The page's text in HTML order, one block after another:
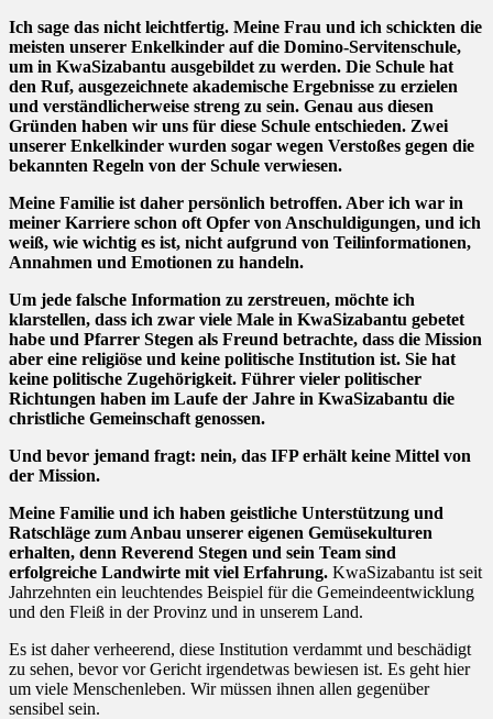
Ich sage das nicht leichtfertig. Meine Frau und ich schickten die
meisten unserer Enkelkinder auf die Domino-Servitenschule,
um in KwaSizabantu ausgebildet zu werden. Die Schule hat
den Ruf, ausgezeichnete akademische Ergebnisse zu erzielen
und verständlicherweise streng zu sein. Genau aus diesen
Gründen haben wir uns für diese Schule entschieden. Zwei
unserer Enkelkinder wurden sogar wegen Verstoßes gegen die
bekannten Regeln von der Schule verwiesen.
Meine Familie ist daher persönlich betroffen. Aber ich war in
meiner Karriere schon oft Opfer von Anschuldigungen, und ich
weiß, wie wichtig es ist, nicht aufgrund von Teilinformationen,
Annahmen und Emotionen zu handeln.
Um jede falsche Information zu zerstreuen, möchte ich
klarstellen, dass ich zwar viele Male in KwaSizabantu gebetet
habe und Pfarrer Stegen als Freund betrachte, dass die Mission
aber eine religiöse und keine politische Institution ist. Sie hat
keine politische Zugehörigkeit. Führer vieler politischer
Richtungen haben im Laufe der Jahre in KwaSizabantu die
christliche Gemeinschaft genossen.
Und bevor jemand fragt: nein, das IFP erhält keine Mittel von
der Mission.
Meine Familie und ich haben geistliche Unterstützung und
Ratschläge zum Anbau unserer eigenen Gemüsekulturen
erhalten, denn Reverend Stegen und sein Team sind
erfolgreiche Landwirte mit viel Erfahrung. KwaSizabantu ist seit
Jahrzehnten ein leuchtendes Beispiel für die Gemeindeentwicklung
und den Fleiß in der Provinz und in unserem Land.
Es ist daher verheerend, diese Institution verdammt und beschädigt
zu sehen, bevor vor Gericht irgendetwas bewiesen ist. Es geht hier
um viele Menschenleben. Wir müssen ihnen allen gegenüber
sensibel sein.